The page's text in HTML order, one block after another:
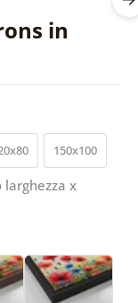
in
150x100
x